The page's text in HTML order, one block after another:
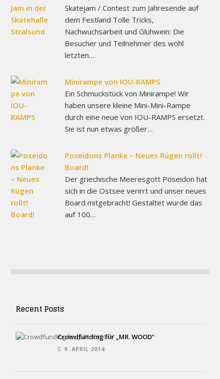
Skatejam / Contest zum Jahresende auf
dem Festland Tolle Tricks,
Nachwuchsarbeit und Glühwein: Die
Besucher und Teilnehmer des wohl
letzten…
Minirampe von IOU-RAMPS
Ein Schmuckstück von Minirampe! Wir
haben unsere kleine Mini-Mini-Rampe
durch eine neue von IOU-RAMPS ersetzt.
Sie ist nun etwas größer…
Poseidons Planke – Neues Rügen rollt!
Board!
Der griechische Meeresgott Poseidon hat
sich in die Ostsee verirrt und unser neues
Board mitgebracht! Gestaltet wurde das
auf 100…
Recent Posts
Crowdfunding für „MR. WOOD“
9. APRIL 2014